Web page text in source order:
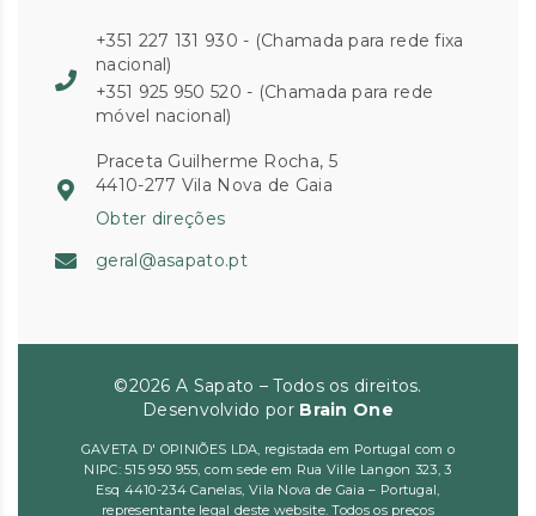
+351 227 131 930 - (Chamada para rede fixa
nacional)
+351 925 950 520 - (Chamada para rede
móvel nacional)
Praceta Guilherme Rocha, 5
4410-277 Vila Nova de Gaia
Obter direções
geral@asapato.pt
©2026 A Sapato – Todos os direitos.
Desenvolvido por Brain One
GAVETA D' OPINIÕES LDA, registada em Portugal com o
NIPC: 515 950 955, com sede em Rua Ville Langon 323, 3
Esq 4410-234 Canelas, Vila Nova de Gaia – Portugal,
representante legal deste website. Todos os preços